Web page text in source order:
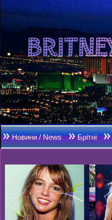
Новини / News Брітні